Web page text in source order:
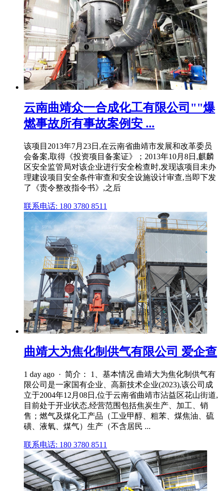
云南曲靖众一合成化工有限公司""爆
燃事故所有事故案例安 ...
该项目2013年7月23日,在云南省曲靖市发展和改革委员
会备案,取得《投资项目备案证》；2013年10月8日,麒麟
区安全监管局对该企业进行安全检查时,发现该项目未办
理建设项目安全条件审查和安全设施设计审查,当即下发
了《责令整改指令书》,之后
联系电话: 180 3780 8511
曲靖大为焦化制供气有限公司 爱企查
1 day ago · 简介： 1、基本情况 曲靖大为焦化制供气有
限公司是一家国有企业、高新技术企业(2023),该公司成
立于2004年12月08日,位于云南省曲靖市沾益区花山街道,
目前处于开业状态,经营范围包括焦炭生产、加工、销
售；燃气及煤化工产品（工业甲醇、粗苯、煤焦油、硫
磺、液氧、煤气）生产（不含居民 ...
联系电话: 180 3780 8511